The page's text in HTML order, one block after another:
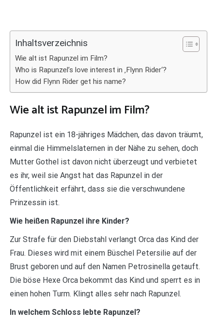
Inhaltsverzeichnis
Wie alt ist Rapunzel im Film?
Who is Rapunzel’s love interest in ‚Flynn Rider‘?
How did Flynn Rider get his name?
Wie alt ist Rapunzel im Film?
Rapunzel ist ein 18-jähriges Mädchen, das davon träumt,
einmal die Himmelslaternen in der Nähe zu sehen, doch
Mutter Gothel ist davon nicht überzeugt und verbietet
es ihr, weil sie Angst hat das Rapunzel in der
Öffentlichkeit erfährt, dass sie die verschwundene
Prinzessin ist.
Wie heißen Rapunzel ihre Kinder?
Zur Strafe für den Diebstahl verlangt Orca das Kind der
Frau. Dieses wird mit einem Büschel Petersilie auf der
Brust geboren und auf den Namen Petrosinella getauft.
Die böse Hexe Orca bekommt das Kind und sperrt es in
einen hohen Turm. Klingt alles sehr nach Rapunzel.
In welchem Schloss lebte Rapunzel?